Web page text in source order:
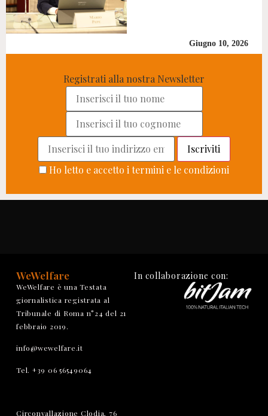
Giugno 10, 2026
Registrati alla nostra Newsletter
Ho letto e accetto i termini e le condizioni
WeWelfare
WeWelfare è una Testata
giornalistica registrata al
Tribunale di Roma n°24 del 21
febbraio 2019.
info@wewelfare.it
Tel. +39 06 56549064
Circonvallazione Clodia, 76
In collaborazione con: